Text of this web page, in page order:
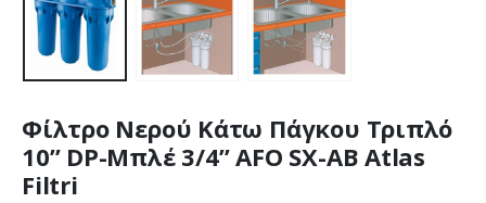
Φίλτρο Νερού Κάτω Πάγκου Τριπλό
10” DP-Μπλέ 3/4” AFO SX-AB Atlas
Filtri